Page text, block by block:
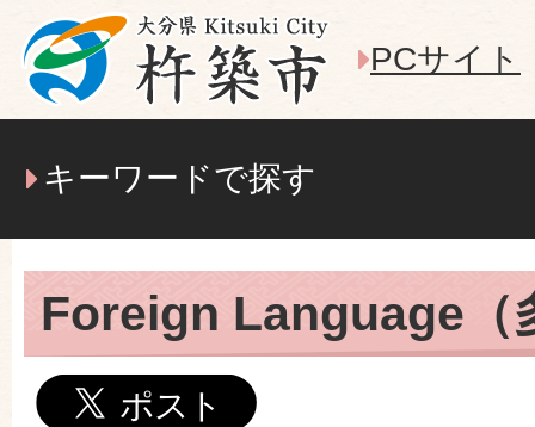
PCサイト
キーワードで探す
Foreign Language（